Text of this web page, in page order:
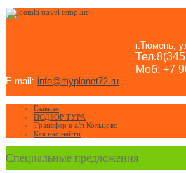
г.Тюмень,
Моб: +7
E-mail: info@myplanet72.ru
Главная
ПОДБОР ТУРА
Трансфер в а/п Кольцово
Как нас найти
Специальные предложения